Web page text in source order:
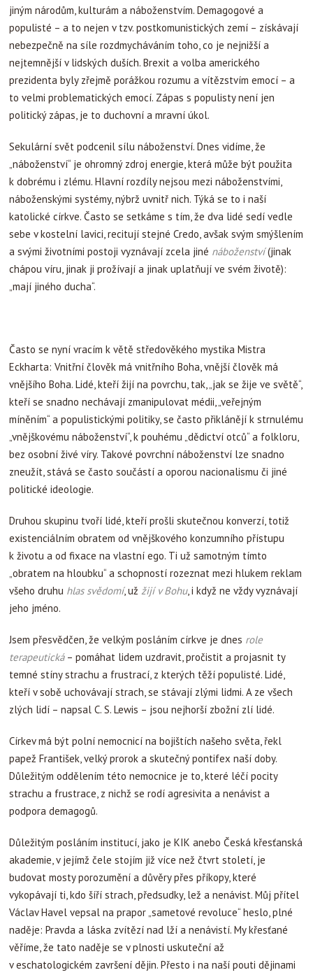
jiným národům, kulturám a náboženstvím. Demagogové a
populisté – a to nejen v tzv. postkomunistických zemí – získávají
nebezpečně na síle rozdmycháváním toho, co je nejnižší a
nejtemnější v lidských duších. Brexit a volba amerického
prezidenta byly zřejmě porážkou rozumu a vítězstvím emocí – a
to velmi problematických emocí. Zápas s populisty není jen
politický zápas, je to duchovní a mravní úkol.
Sekulární svět podcenil sílu náboženství. Dnes vidíme, že
„náboženství“ je ohromný zdroj energie, která může být použita
k dobrému i zlému. Hlavní rozdíly nejsou mezi náboženstvími,
náboženskými systémy, nýbrž uvnitř nich. Týká se to i naší
katolické církve. Často se setkáme s tím, že dva lidé sedí vedle
sebe v kostelní lavici, recitují stejné Credo, avšak svým smýšlením
a svými životními postoji vyznávají zcela jiné náboženství(jinak
chápou víru, jinak ji prožívají a jinak uplatňují ve svém životě):
„mají jiného ducha“.
Často se nyní vracím k větě středověkého mystika Mistra
Eckharta: Vnitřní člověk má vnitřního Boha, vnější člověk má
vnějšího Boha. Lidé, kteří žijí na povrchu, tak, „jak se žije ve světě“,
kteří se snadno nechávají zmanipulovat médii, „veřejným
míněním“ a populistickými politiky, se často přiklánějí k strnulému
„vnějškovému náboženství“, k pouhému „dědictví otců“ a folkloru,
bez osobní živé víry. Takové povrchní náboženství lze snadno
zneužít, stává se často součástí a oporou nacionalismu či jiné
politické ideologie.
Druhou skupinu tvoří lidé, kteří prošli skutečnou konverzí, totiž
existenciálním obratem od vnějškového konzumního přístupu
k životu a od fixace na vlastní ego. Ti už samotným tímto
„obratem na hloubku“ a schopností rozeznat mezi hlukem reklam
všeho druhu hlas svědomí, už žijí v Bohu, i když ne vždy vyznávají
jeho jméno.
Jsem přesvědčen, že velkým posláním církve je dnes role
terapeutická– pomáhat lidem uzdravit, pročistit a projasnit ty
temné stíny strachu a frustrací, z kterých těží populisté. Lidé,
kteří v sobě uchovávají strach, se stávají zlými lidmi. A ze všech
zlých lidí – napsal C. S. Lewis – jsou nejhorší zbožní zlí lidé.
Církev má být polní nemocnicí na bojištích našeho světa, řekl
papež František, velký prorok a skutečný pontifex naší doby.
Důležitým oddělením této nemocnice je to, které léčí pocity
strachu a frustrace, z nichž se rodí agresivita a nenávist a
podpora demagogů.
Důležitým posláním institucí, jako je KIK anebo Česká křesťanská
akademie, v jejímž čele stojím již více než čtvrt století, je
budovat mosty porozumění a důvěry přes příkopy, které
vykopávají ti, kdo šíří strach, předsudky, lež a nenávist. Můj přítel
Václav Havel vepsal na prapor „sametové revoluce“ heslo, plné
naděje: Pravda a láska zvítězí nad lží a nenávistí. My křesťané
věříme, že tato naděje se v plnosti uskuteční až
v eschatologickém završení dějin. Přesto i na naší pouti dějinami